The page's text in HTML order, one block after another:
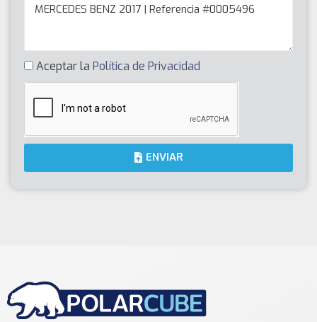
Aceptar la Política de Privacidad
ENVIAR